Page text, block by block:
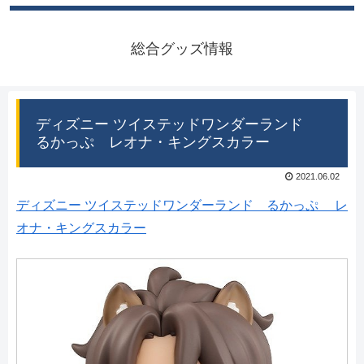
総合グッズ情報
ディズニー ツイステッドワンダーランド
るかっぷ レオナ・キングスカラー
2021.06.02
ディズニー ツイステッドワンダーランド るかっぷ レ
オナ・キングスカラー